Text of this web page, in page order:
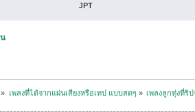
JPT
» เพลงที่ได้จากแผ่นเสียงหรือเทป แบบสดๆ » เพลงลูกทุ่งที่ริ